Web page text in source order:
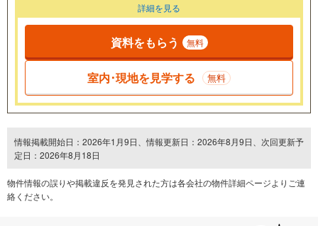
詳細を見る
資料をもらう 無料
室内･現地を見学する 無料
情報掲載開始日：2026年1月9日、情報更新日：2026年8月9日、次回更新予
定日：2026年8月18日
物件情報の誤りや掲載違反を発⾒された方は各会社の物件詳細ページよりご連
絡ください。